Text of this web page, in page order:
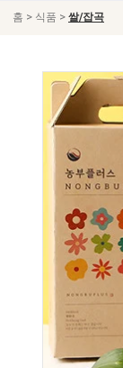
홈 > 식품 > 쌀/잡곡